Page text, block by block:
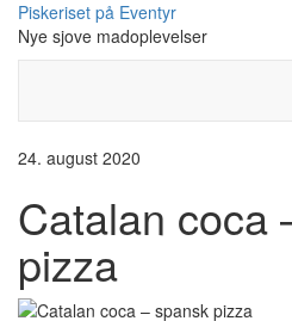
Skip
content
Piskeriset på Eventyr
Nye sjove madoplevelser
24. august 2020
Catalan coca
pizza